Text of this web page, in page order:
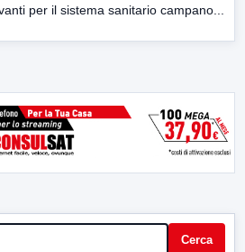
per il sistema sanitario campano...
Cerca